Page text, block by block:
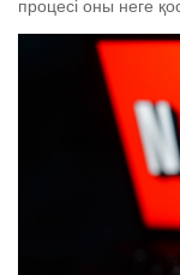
процесі оны неге